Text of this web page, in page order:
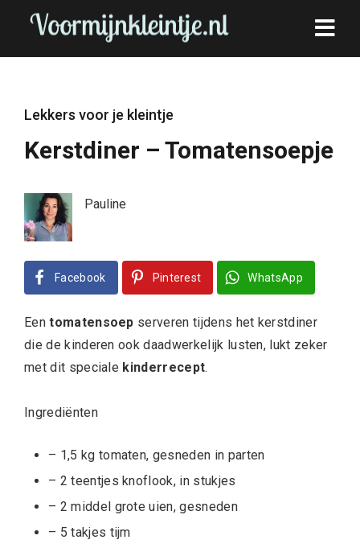
Lekkers voor je kleintje
Kerstdiner – Tomatensoepje
Pauline
Facebook Pinterest WhatsApp
Eentomatensoep serveren tijdens het kerstdiner
die de kinderen ook daadwerkelijk lusten, lukt zeker
met dit speciale kinderrecept.
Ingrediënten
– 1,5 kg tomaten, gesneden in parten
– 2 teentjes knoflook, in stukjes
– 2 middel grote uien, gesneden
– 5 takjes tijm